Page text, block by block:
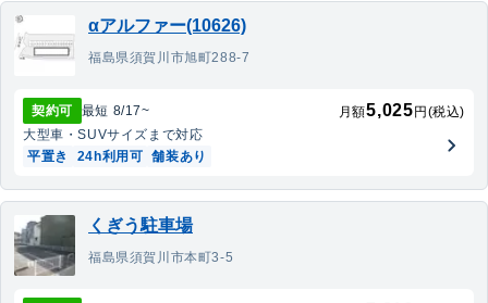
αアルファー(10626)
福島県須賀川市旭町288-7
契約可 最短 8/17~ 月額5,025 円(税込)
大型車・SUVサイズまで対応
平置き
24h利用可 舗装あり
くぎう駐車場
福島県須賀川市本町3-5